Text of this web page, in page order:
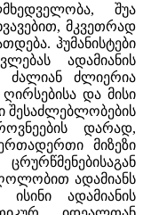
შუა
მკვეთრად
ჰუმანისტები
ადამიანის
ძალიან ძლიერია
და მისი
დარად,
მიზეზი
ადამიანს
ადამიანის